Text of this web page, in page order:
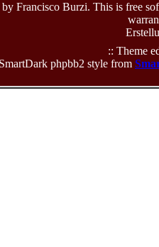
Francisco Burzi. This is free
:: Theme
phpbb2 style from